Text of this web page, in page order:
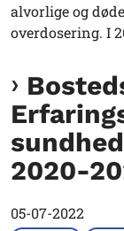
alvorlige og
overdosering. I
2020-
05-07-2022